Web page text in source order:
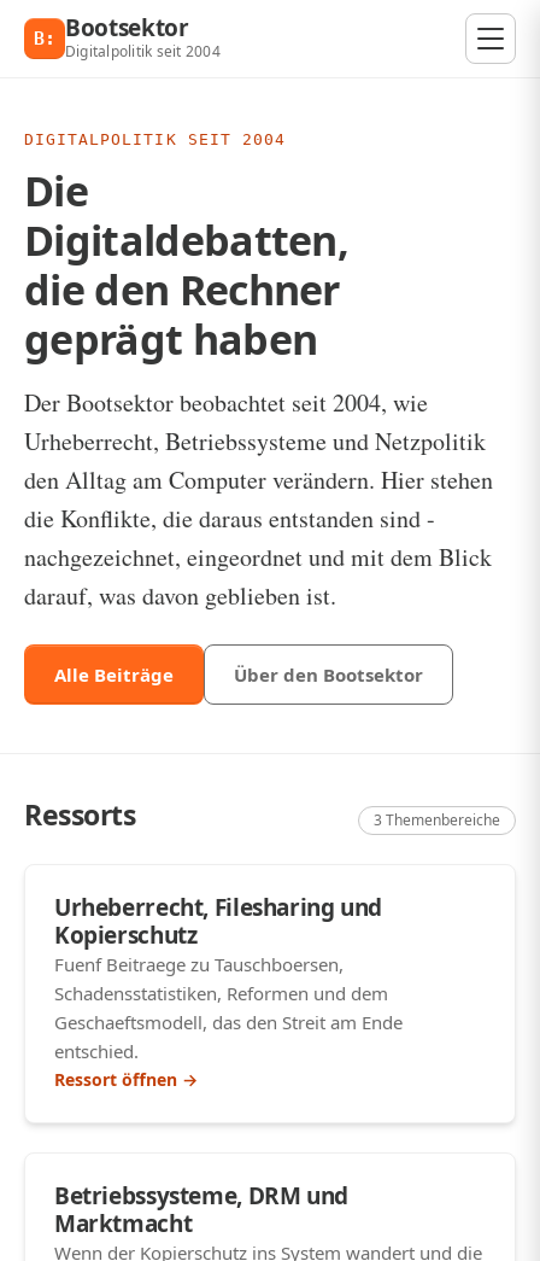
Zum Inhalt springen
B: Bootsektor
Digitalpolitik seit 2004
DIGITALPOLITIK SEIT 2004
Die
Digitaldebatten,
die den Rechner
geprägt haben
Der Bootsektor beobachtet seit 2004, wie
Urheberrecht, Betriebssysteme und Netzpolitik
den Alltag am Computer verändern. Hier stehen
die Konflikte, die daraus entstanden sind -
nachgezeichnet, eingeordnet und mit dem Blick
darauf, was davon geblieben ist.
Alle Beiträge Über den Bootsektor
Ressorts 3 Themenbereiche
Urheberrecht, Filesharing und
Kopierschutz
Fuenf Beitraege zu Tauschboersen,
Schadensstatistiken, Reformen und dem
Geschaeftsmodell, das den Streit am Ende
entschied.
Ressort öffnen →
Betriebssysteme, DRM und
Marktmacht
Wenn der Kopierschutz ins System wandert und die